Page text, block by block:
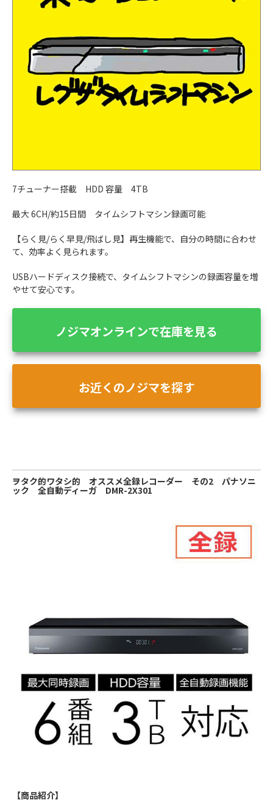
7チューナー搭載 HDD 容量 4TB
最大 6CH/約15日間 タイムシフトマシン録画可能
【らく見/らく早見/飛ばし見】再生機能で、自分の時間に合わせ
て、効率よく見られます。
USBハードディスク接続で、タイムシフトマシンの録画容量を増
やせて安心です。
ノジマオンラインで在庫を見る
お近くのノジマを探す
ヲタク的ワタシ的 オススメ全録レコーダー その2 パナソニ
ック 全自動ディーガ DMR-2X301
【商品紹介】